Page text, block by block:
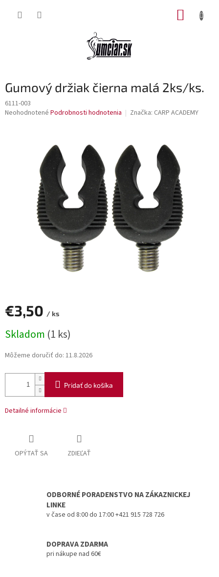
Gumový držiak čierna malá 2ks/ks.
6111-003
Priemerné
Neohodnotené Podrobnosti hodnotenia Značka: CARP ACADEMY
€3,50 / ks
cena:
Skladom (1 ks)
Môžeme doručiť do: 11.8.2026
Pridať do košíka
Detailné informácie
OPÝTAŤ SA ZDIEĽAŤ
ODBORNÉ PORADENSTVO NA ZÁKAZNICKEJ
LINKE
v čase od 8:00 do 17:00 +421 915 728 726
DOPRAVA ZDARMA
pri nákupe nad 60€